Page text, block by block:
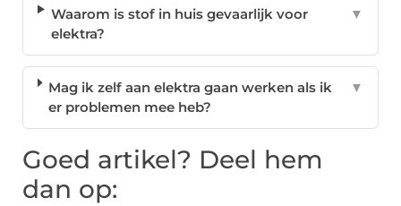
Waarom is stof in huis gevaarlijk voor
elektra?
▼
Mag ik zelf aan elektra gaan werken als ik
er problemen mee heb?
▼
Goed artikel? Deel hem
dan op: